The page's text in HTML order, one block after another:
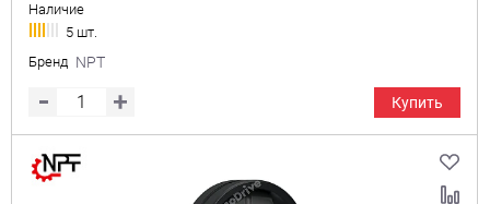
Наличие
5 шт.
Бренд NPT
Купить